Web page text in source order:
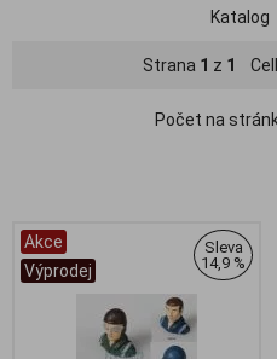
Katalog
Strana 1 z 1
Počet na
Akce
Výprodej
Sleva
14,9 %